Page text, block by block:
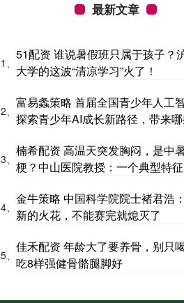
最新文章
1、
51配资 谁说暑假班只属于孩子？
大学的这波“清凉学习”火了！
2、
富易螽策略 首届全国青少年人工
探索青少年AI成长新路径，带来
3、
楠希配资 高温天突发胸闷，是中
梗？中山医院教授：一个典型特
4、
金牛策略 中国科学院院士褚君浩
新的火花，不能赛完就熄灭了
5、
佳禾配资 年龄大了要养骨，别只
吃8样强健骨骼腿脚好